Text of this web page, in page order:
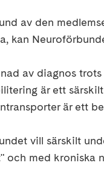
av den
kan
av diagnos
är ett
är ett
vill särskilt
och med kroniska